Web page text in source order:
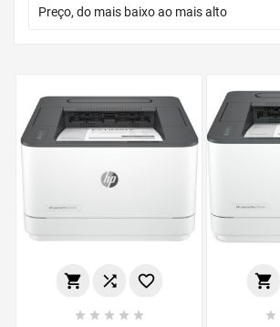
Preço, do mais baixo ao mais alto
  
    

